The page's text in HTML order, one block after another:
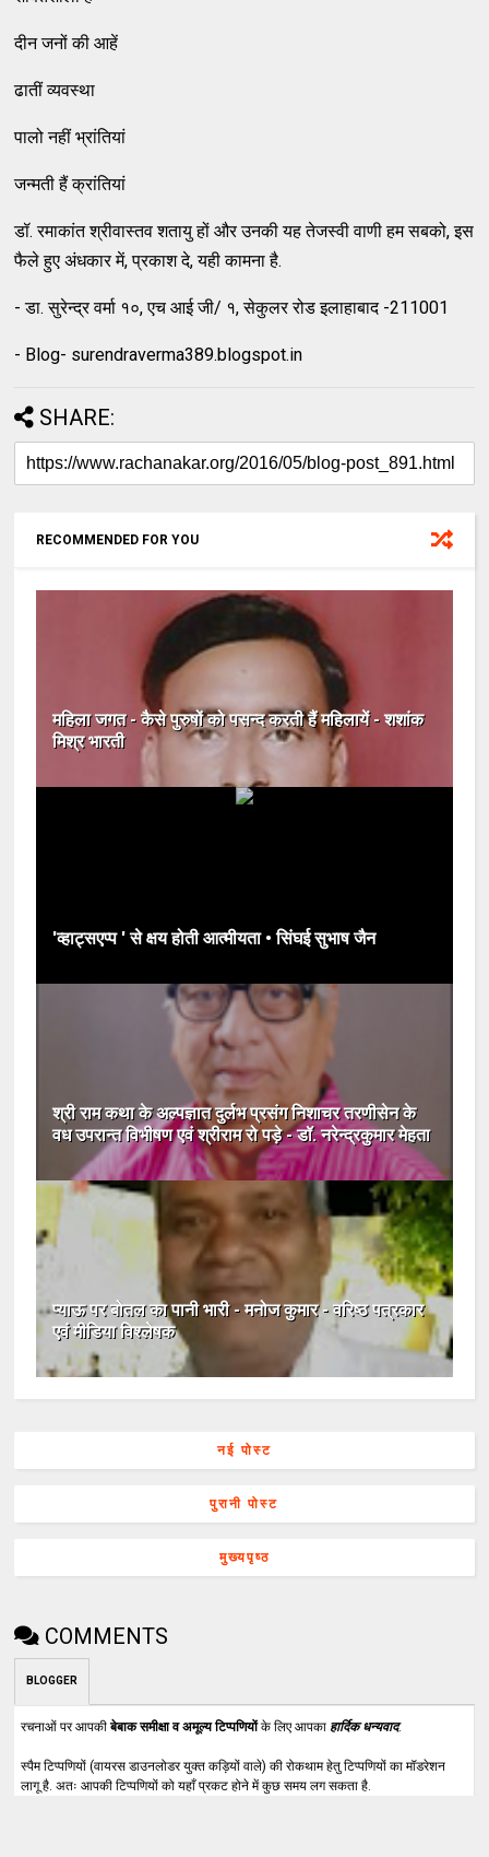
दीन जनों की आहें
ढातीं व्यवस्था
पालो नहीं भ्रांतियां
जन्मती हैं क्रांतियां
डॉ. रमाकांत श्रीवास्तव शतायु हों और उनकी यह तेजस्वी वाणी हम सबको, इस
फैले हुए अंधकार में, प्रकाश दे, यही कामना है.
- डा. सुरेन्द्र वर्मा १०, एच आई जी/ १, सेकुलर रोड इलाहाबाद -211001
- Blog- surendraverma389.blogspot.in
SHARE:
RECOMMENDED FOR YOU
महिला जगत - कैसे पुरुषों को पसन्द करती हैं महिलायें - शशांक
मिश्र भारती
'व्हाट्सएप्प ' से क्षय होती आत्मीयता • सिंघई सुभाष जैन
श्री राम कथा के अल्पज्ञात दुर्लभ प्रसंग निशाचर तरणीसेन के
वध उपरान्त विभीषण एवं श्रीराम रो पड़े - डॉ. नरेन्द्रकुमार मेहता
प्याऊ पर बोतल का पानी भारी - मनोज कुमार - वरिष्ठ पत्रकार
एवं मीडिया विश्लेषक
नई पोस्ट
पुरानी पोस्ट
मुख्यपृष्ठ
COMMENTS
BLOGGER
रचनाओं पर आपकीबेबाक समीक्षा व अमूल्य टिप्पणियोंके लिए आपका हार्दिक धन्यवाद.
स्पैम टिप्पणियों (वायरस डाउनलोडर युक्त कड़ियों वाले) की रोकथाम हेतु टिप्पणियों का मॉडरेशन
लागू है. अतः आपकी टिप्पणियों को यहाँ प्रकट होने में कुछ समय लग सकता है.